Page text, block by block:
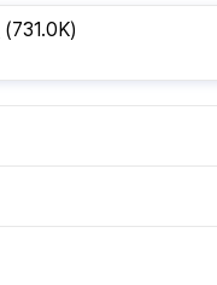
(731.0K)